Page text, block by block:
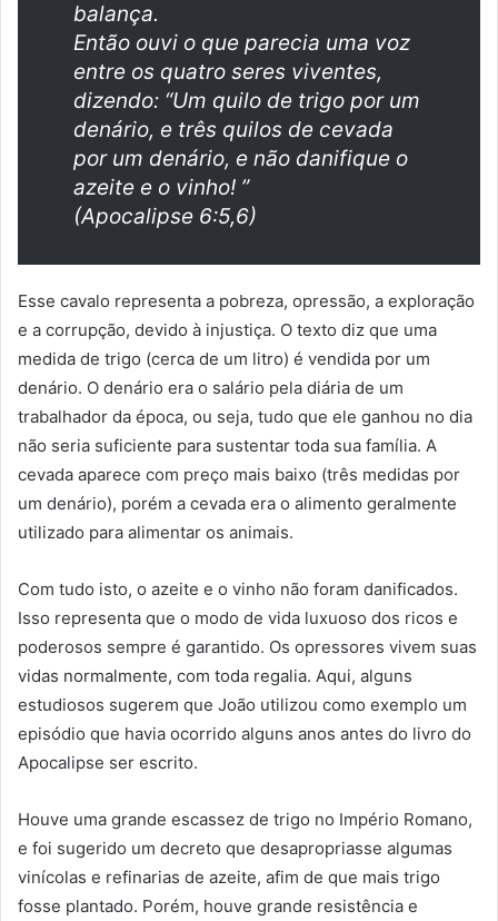
balança.
Então ouvi o que parecia uma voz
entre os quatro seres viventes,
dizendo: “Um quilo de trigo por um
denário, e três quilos de cevada
por um denário, e não danifique o
azeite e o vinho! ”
(Apocalipse 6:5,6)
Esse cavalo representa a pobreza, opressão, a exploração
e a corrupção, devido à injustiça. O texto diz que uma
medida de trigo (cerca de um litro) é vendida por um
denário. O denário era o salário pela diária de um
trabalhador da época, ou seja, tudo que ele ganhou no dia
não seria suficiente para sustentar toda sua família. A
cevada aparece com preço mais baixo (três medidas por
um denário), porém a cevada era o alimento geralmente
utilizado para alimentar os animais.
Com tudo isto, o azeite e o vinho não foram danificados.
Isso representa que o modo de vida luxuoso dos ricos e
poderosos sempre é garantido. Os opressores vivem suas
vidas normalmente, com toda regalia. Aqui, alguns
estudiosos sugerem que João utilizou como exemplo um
episódio que havia ocorrido alguns anos antes do livro do
Apocalipse ser escrito.
Houve uma grande escassez de trigo no Império Romano,
e foi sugerido um decreto que desapropriasse algumas
vinícolas e refinarias de azeite, afim de que mais trigo
fosse plantado. Porém, houve grande resistência e